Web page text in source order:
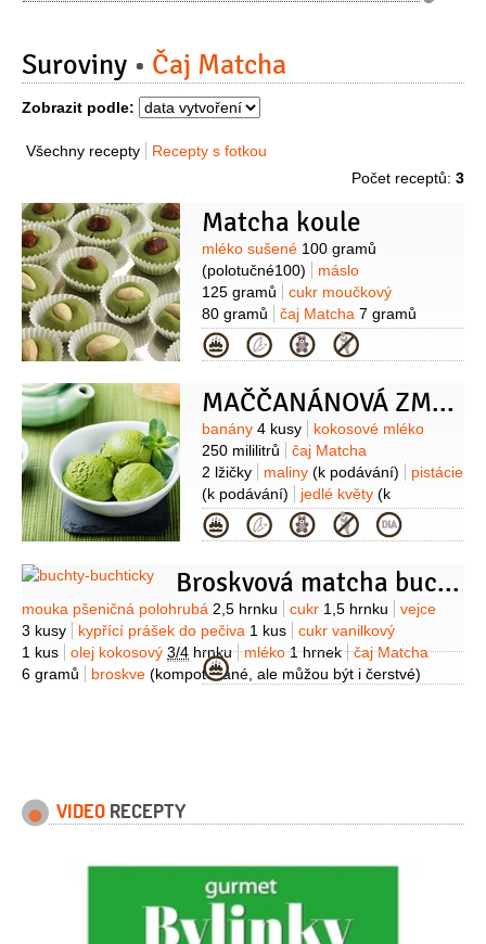
Suroviny Čaj Matcha
Zobrazit podle:
Všechny recepty
Recepty s fotkou
Počet receptů: 3
Matcha koule
Suroviny
mléko sušené 100 gramů
(polotučné100)
máslo
125 gramů
cukr moučkový
80 gramů
čaj Matcha 7 gramů
(práškový)
ořechy lískové
(blanšírované na ozdobu)
Kategorie
MAČČANÁNOVÁ ZMRZLINA
Suroviny
banány 4 kusy
kokosové mléko
250 mililitrů
čaj Matcha
2 lžičky
maliny (k podávání)
pistácie
(k podávání)
jedlé květy (k
podávání)
Kategorie
Broskvová matcha buchta
Suroviny
mouka pšeničná polohrubá 2,5 hrnku cukr 1,5 hrnku
vejce
3 kusy
kypřící prášek do pečiva 1 kus
cukr vanilkový
1 kus
olej kokosový 3/4 hrnku mléko1 hrnek
čaj Matcha
6 gramů
broskve (kompotované, ale můžou být i čerstvé)
Kategorie
VIDEO RECEPTY